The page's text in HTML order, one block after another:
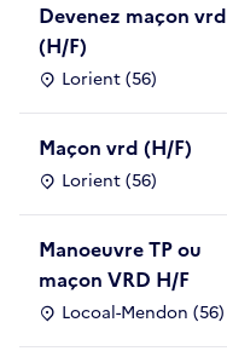
Devenez maçon vrd
(H/F)
Lorient (56)
Maçon vrd (H/F)
Lorient (56)
Manoeuvre TP ou
maçon VRD H/F
Locoal-Mendon (56)